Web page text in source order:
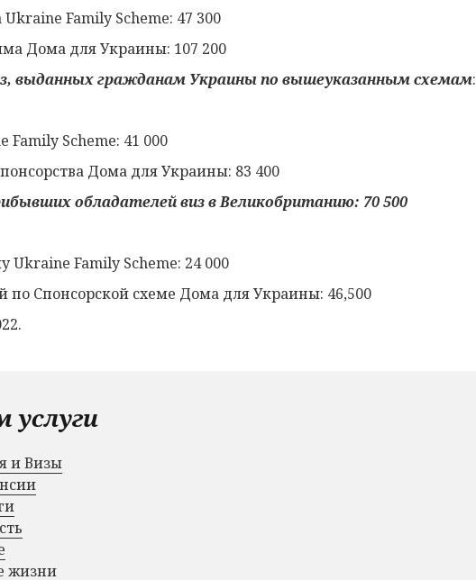
Family Scheme: 47 300
Дома для Украины: 107 200
выданных гражданам Украины по вышеуказанным схемам:
Family Scheme: 41 000
Дома для Украины: 83 400
обладателей виз в Великобританию: 70 500
Ukraine Family Scheme: 24 000
по Спонсорской схеме Дома для Украины: 46,500
услуги
и Визы
жизни